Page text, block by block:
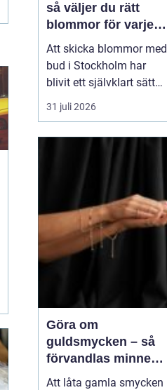
så väljer du rätt
blommor för varje
tillfälle
Att skicka blommor med
bud i Stockholm har
blivit ett självklart sätt
att visa omtanke, fira
stora händelser eller
svårt att formulera i ord.
sekunder, oavsett om
mottagaren befinner sig
på konto...
31 juli 2026
Göra om
guldsmycken – så
förvandlas minnen
till nya favoriter
Att låta gamla smycken